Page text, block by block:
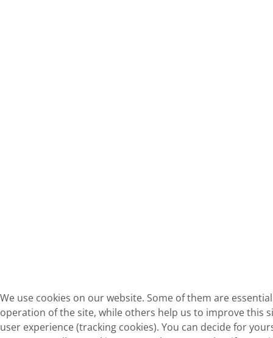
We use cookies on our website. Some of them are
operation of the site, while others help us to improve this
user experience (tracking cookies). You can decide for